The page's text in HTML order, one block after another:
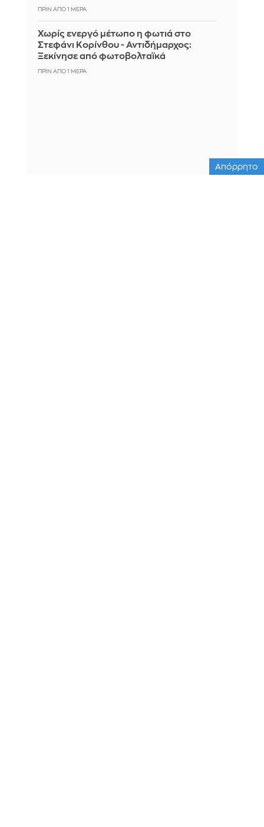
ΠΡΙΝ ΑΠΌ 1 ΜΈΡΑ
Χωρίς ενεργό μέτωπο η φωτιά στο
Στεφάνι Κορίνθου - Αντιδήμαρχος:
Ξεκίνησε από φωτοβολταϊκά
ΠΡΙΝ ΑΠΌ 1 ΜΈΡΑ
Απόρρητο